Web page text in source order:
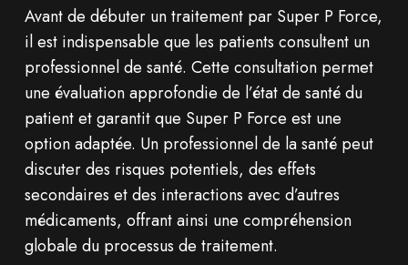
Avant de débuter un traitement par Super P Force,
il est indispensable que les patients consultent un
professionnel de santé. Cette consultation permet
une évaluation approfondie de l’état de santé du
patient et garantit que Super P Force est une
option adaptée. Un professionnel de la santé peut
discuter des risques potentiels, des effets
secondaires et des interactions avec d’autres
médicaments, offrant ainsi une compréhension
globale du processus de traitement.